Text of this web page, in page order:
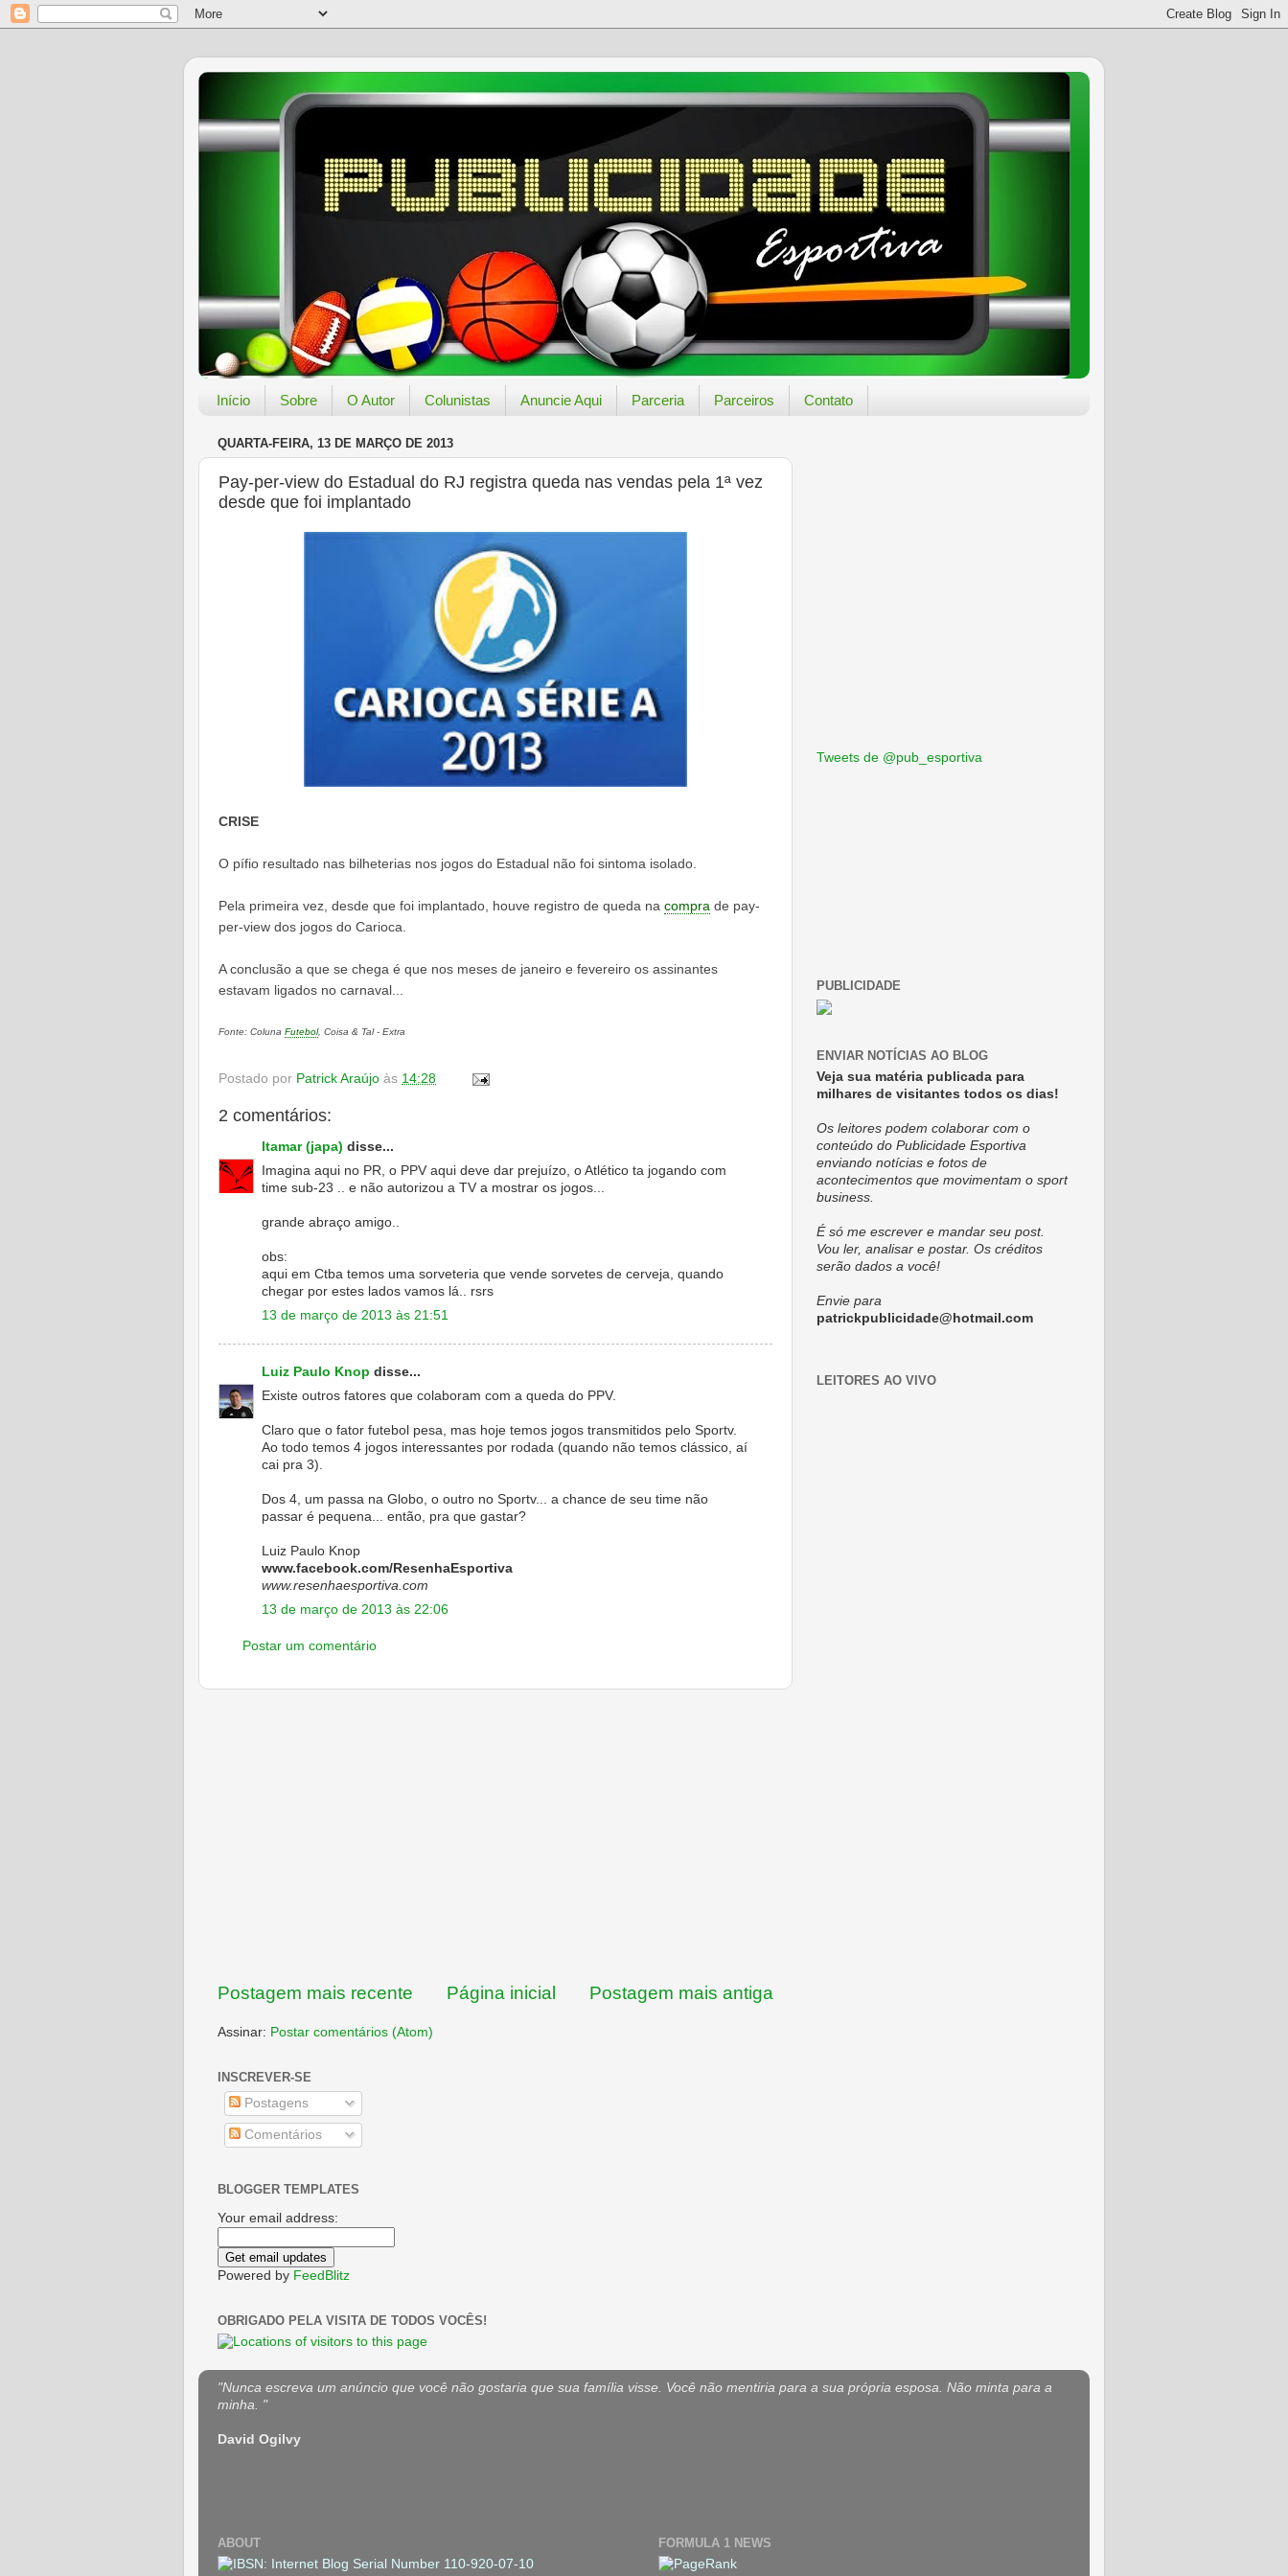
Início Sobre O Autor Colunistas Anuncie Aqui Parceria Parceiros Contato
QUARTA-FEIRA, 13 DE MARÇO DE 2013
Pay-per-view do Estadual do RJ registra queda nas vendas pela 1ª vez
desde que foi implantado
CRISE
O pífio resultado nas bilheterias nos jogos do Estadual não foi sintoma isolado.
Pela primeira vez, desde que foi implantado, houve registro de queda na compra de pay-
per-view dos jogos do Carioca.
A conclusão a que se chega é que nos meses de janeiro e fevereiro os assinantes
estavam ligados no carnaval...
Fonte: Coluna Futebol, Coisa & Tal - Extra
Postado por Patrick Araújo às 14:28
2 comentários:
Itamar (japa) disse...
Imagina aqui no PR, o PPV aqui deve dar prejuízo, o Atlético ta jogando com
time sub-23 .. e não autorizou a TV a mostrar os jogos...
grande abraço amigo..
obs:
aqui em Ctba temos uma sorveteria que vende sorvetes de cerveja, quando
chegar por estes lados vamos lá.. rsrs
13 de março de 2013 às 21:51
Luiz Paulo Knop disse...
Existe outros fatores que colaboram com a queda do PPV.
Claro que o fator futebol pesa, mas hoje temos jogos transmitidos pelo Sportv.
Ao todo temos 4 jogos interessantes por rodada (quando não temos clássico, aí
cai pra 3).
Dos 4, um passa na Globo, o outro no Sportv... a chance de seu time não
passar é pequena... então, pra que gastar?
Luiz Paulo Knop
www.facebook.com/ResenhaEsportiva
www.resenhaesportiva.com
13 de março de 2013 às 22:06
Postar um comentário
Postagem mais recente Postagem mais antiga
Página inicial
Assinar: Postar comentários (Atom)
INSCREVER-SE
Postagens
Comentários
BLOGGER TEMPLATES
Your email address:
Powered by FeedBlitz
OBRIGADO PELA VISITA DE TODOS VOCÊS!
Tweets de @pub_esportiva
PUBLICIDADE
ENVIAR NOTÍCIAS AO BLOG
Veja sua matéria publicada para
milhares de visitantes todos os dias!
Os leitores podem colaborar com o
conteúdo do Publicidade Esportiva
enviando notícias e fotos de
acontecimentos que movimentam o sport
business.
É só me escrever e mandar seu post.
Vou ler, analisar e postar. Os créditos
serão dados a você!
Envie para
patrickpublicidade@hotmail.com
LEITORES AO VIVO
"Nunca escreva um anúncio que você não gostaria que sua família visse. Você não mentiria para a sua própria esposa. Não minta para a
minha. "
David Ogilvy
ABOUT FORMULA 1 NEWS